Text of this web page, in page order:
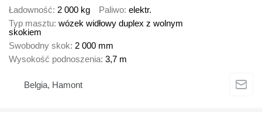
Ładowność 2 000 kg Paliwo elektr.
Typ masztu wózek widłowy duplex z wolnym
skokiem
Swobodny skok 2 000 mm
Wysokość podnoszenia 3,7 m
Belgia, Hamont